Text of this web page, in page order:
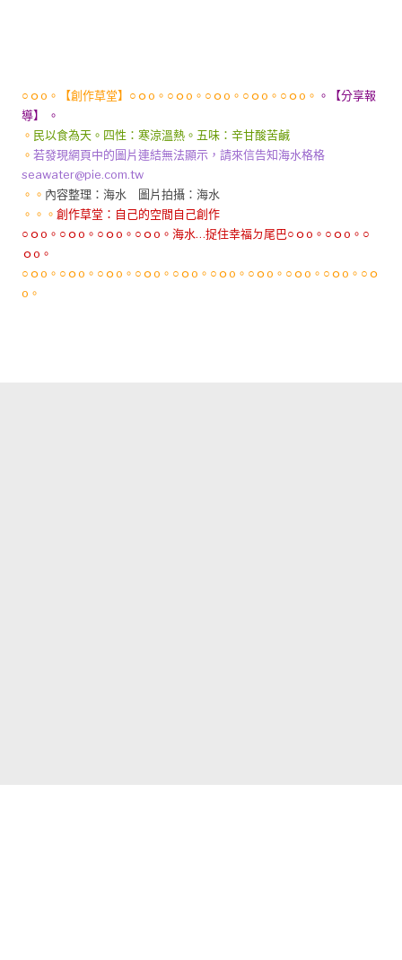
○ｏo。【創作草堂】○ｏo。○ｏo。○ｏo。○ｏo。○ｏo。 。【分享報
導】 。
。 民以食為天。四性：寒涼溫熱。五味：辛甘酸苦鹹
。 若發現網頁中的圖片連結無法顯示，請來信告知海水格格
seawater@pie.com.tw
。。 內容整理：海水 圖片拍攝：海水
。。。 創作草堂： 自己的空間自己創作
○ｏo。○ｏo。○ｏo。○ｏo。海水…捉住幸福ㄉ尾巴○ｏo。○ｏo。○
ｏo。
○ｏo。○ｏo。○ｏo。○ｏo。○ｏo。○ｏo。○ｏo。○ｏo。○ｏo。○ｏ
o。